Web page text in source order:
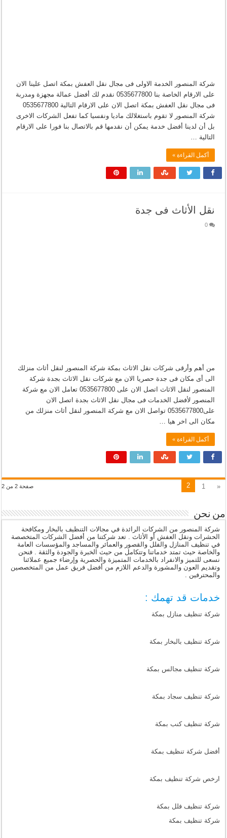
شركة المنصور الخدمة الاولى فى مجال نقل العفش بمكة اتصل علينا الان
على الارقام الخاصة بنا 0535677800 نقدم لك أفضل عمالة مجهزة ومدربة
فى مجال نقل العفش بمكة اتصل الان على الارقام التالية 0535677800
شركة المنصور لا تقوم باستغلالك ماديا ونفسيا كما تفعل الشركات الاخرى
بل أن لدينا أفضل خدمة يمكن أن نقدمها قم بالاتصال بنا فورا على الارقام
التالية …
أكمل القراءة »
نقل الأثاث فى جدة
0
من أهم وأرقى شركات نقل الاثاث بمكة شركة المنصور لنقل أثاث منزلك
الى أى مكان فى جدة حصريا الان مع شركات نقل الاثاث بجدة شركة
المنصور لنقل الاثاث اتصل الان على 0535677800 تعامل الان مع شركة
المنصور لأفضل الخدمات فى مجال نقل الاثاث بجدة اتصل الان
على0535677800 تواصل الان مع شركة المنصور لنقل أثاث منزلك من
مكان الى اخر هيا …
أكمل القراءة »
صفحة 2 من 2 «
1
2
من نحن
شركة المنصور من الشركات الرائدة في مجالات التنظيف بالبخار ومكافحة
الحشرات ونقل العفش أو الأثاث . تعد شركتنا من أفضل الشركات المتخصصة
في تنظيف المنازل والفلل والقصور والعمائر والمساجد والمؤسسات العامة
والخاصة حيث تمتد خدماتنا وتتكامل من حيث الخبرة والجودة والثقة . فنحن
نسعى للتميز والانفراد بالخدمات المتميزة والحصرية وإرضاء جميع عملائنا
وتقديم العون والمشورة والدعم اللازم من أفضل فريق عمل من المتخصصين
والمحترفين .
خدمات قد تهمك :
شركة تنظيف منازل بمكة
شركة تنظيف بالبخار بمكة
شركة تنظيف مجالس بمكة
شركة تنظيف سجاد بمكة
شركة تنظيف كنب بمكة
أفضل شركة تنظيف بمكة
ارخص شركة تنظيف بمكة
شركة تنظيف فلل بمكة
شركة تنظيف بمكة